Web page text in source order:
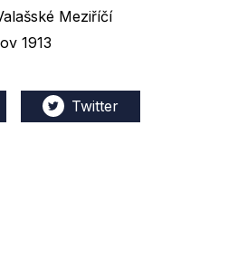
Meziříčí
1913
Twitter